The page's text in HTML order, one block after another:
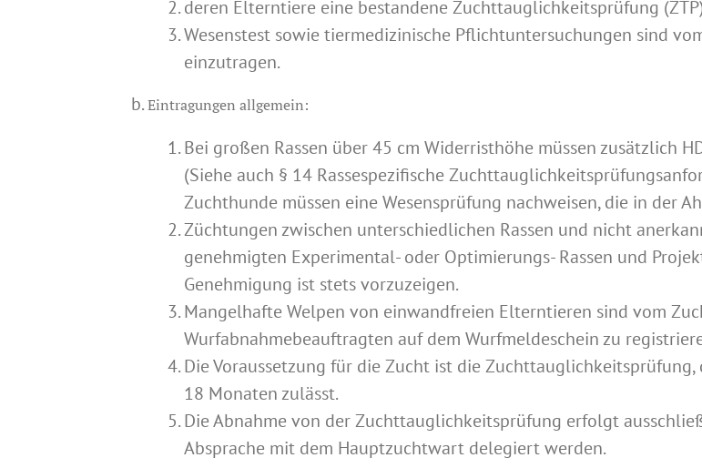
deren Elterntiere eine bestandene Zuchttauglichkeitsprüfung
Wesenstest sowie tiermedizinische Pflichtuntersuchungen sind
einzutragen.
Eintragungen allgemein:
Bei großen Rassen über 45 cm Widerristhöhe müssen zusätzlich
(Siehe auch § 14 Rassespezifische
Zuchthunde müssen eine Wesensprüfung nachweisen, die in der
Züchtungen zwischen unterschiedlichen Rassen und nicht
genehmigten Experimental- oder Optimierungs- Rassen und
Genehmigung ist stets vorzuzeigen.
Mangelhafte Welpen von einwandfreien Elterntieren sind vom
Wurfabnahmebeauftragten auf dem Wurfmeldeschein zu
Die Voraussetzung für die Zucht ist die
18 Monaten zulässt.
Die Abnahme von der Zuchttauglichkeitsprüfung erfolgt
Absprache mit dem Hauptzuchtwart delegiert werden.